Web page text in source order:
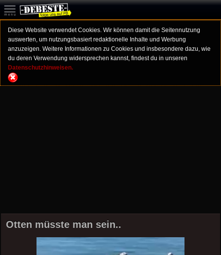
Diese Website verwendet Cookies. Wir können damit die Seitennutzung
auswerten, um nutzungsbasiert redaktionelle Inhalte und Werbung
anzuzeigen. Weitere Informationen zu Cookies und insbesondere dazu, wie
du deren Verwendung widersprechen kannst, findest du in unseren
Datenschutzhinweisen.
Otten müsste man sein..